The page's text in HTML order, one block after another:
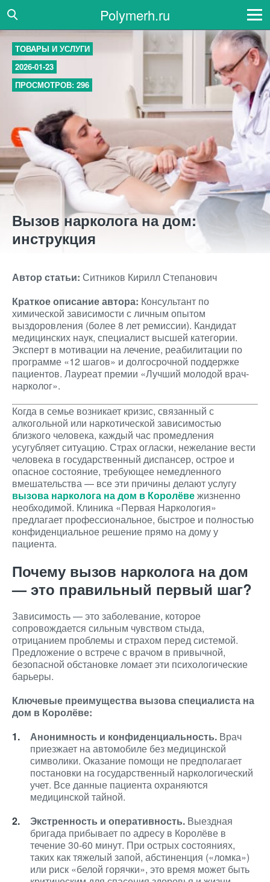
Polymerh.ru
ТОВАРЫ И УСЛУГИ
2026-01-23
ПРОСМОТРОВ: 296
Вызов нарколога на дом:
инструкция
Автор статьи: Ситников Кирилл Степанович
Краткое описание автора: Консультант по
химической зависимости с личным опытом
выздоровления (более 8 лет ремиссии). Кандидат
медицинских наук, специалист высшей категории.
Эксперт в мотивации на лечение, реабилитации по
программе «12 шагов» и долгосрочной поддержке
пациентов. Лауреат премии «Лучший молодой врач-
нарколог».
Когда в семье возникает кризис, связанный с
алкогольной или наркотической зависимостью
близкого человека, каждый час промедления
усугубляет ситуацию. Страх огласки, нежелание вести
человека в государственный диспансер, острое и
опасное состояние, требующее немедленного
вмешательства — все эти причины делают услугу
вызова нарколога на дом в Королёвежизненно
необходимой. Клиника «Первая Наркология»
предлагает профессиональное, быстрое и полностью
конфиденциальное решение прямо на дому у
пациента.
Почему вызов нарколога на дом
— это правильный первый шаг?
Зависимость — это заболевание, которое
сопровождается сильным чувством стыда,
отрицанием проблемы и страхом перед системой.
Предложение о встрече с врачом в привычной,
безопасной обстановке ломает эти психологические
барьеры.
Ключевые преимущества вызова специалиста на
дом в Королёве:
Анонимность и конфиденциальность. Врач
приезжает на автомобиле без медицинской
символики. Оказание помощи не предполагает
постановки на государственный наркологический
учет. Все данные пациента охраняются
медицинской тайной.
Экстренность и оперативность. Выездная
бригада прибывает по адресу в Королёве в
течение 30-60 минут. При острых состояниях,
таких как тяжелый запой, абстиненция («ломка»)
или риск «белой горячки», это время может быть